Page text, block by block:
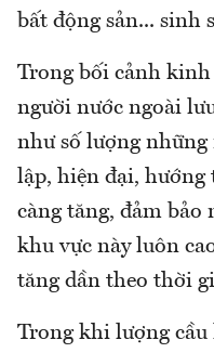
bất động sản... sinh
Trong bối cảnh
người nước ngoài
như số lượng những
lập, hiện đại, hướng
càng tăng, đảm bảo
khu vực này luôn
tăng dần theo thời
Trong khi lượng cầu